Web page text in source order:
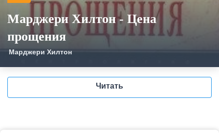
Марджери Хилтон - Цена
прощения
Марджери Хилтон
Читать